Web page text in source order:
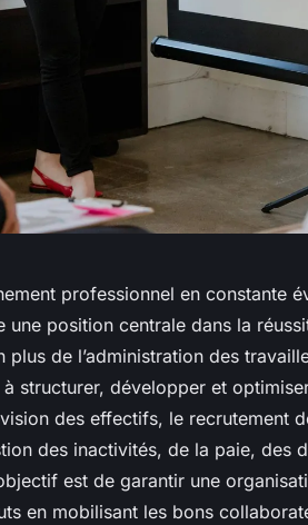
professionnel en constante
une position centrale dans la
plus de l’administration des
structurer, développer et
des effectifs, le recrutement
des inactivités, de la paie, des
est de garantir une
en mobilisant les bons